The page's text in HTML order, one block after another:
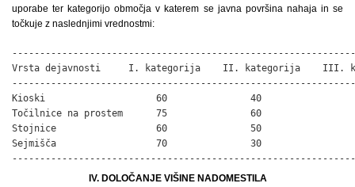
uporabe ter kategorijo območja v katerem se javna površina nahaja in se
točkuje z naslednjimi vrednostmi:
Vrsta dejavnosti     I. kategorija    II. kategorija    III.
Kioski                    60               40
Točilnice na prostem      75               60
Stojnice                  60               50
Sejmišča                  70               30
IV. DOLOČANJE VIŠINE NADOMESTILA